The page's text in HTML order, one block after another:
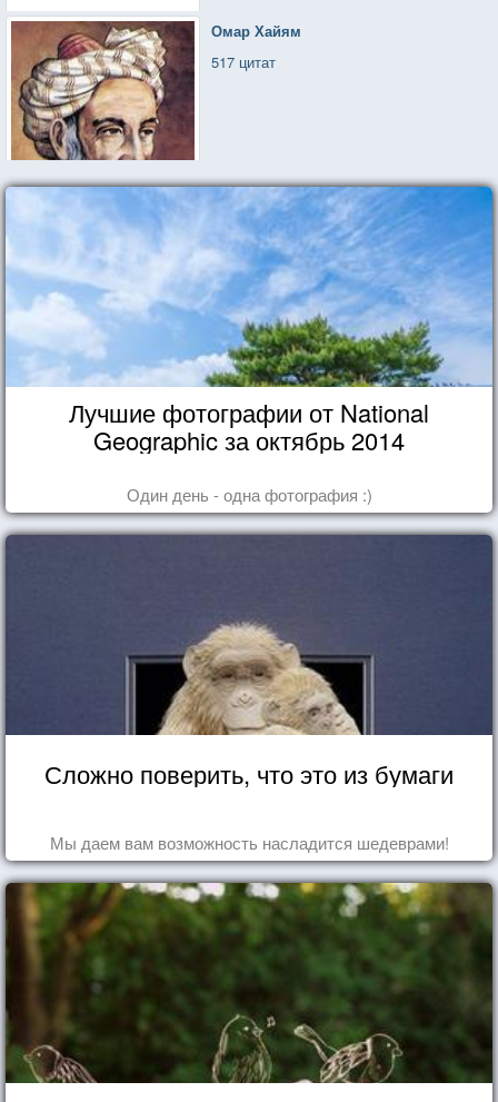
Омар Хайям
517 цитат
Лучшие фотографии от National
Geographic за октябрь 2014
Один день - одна фотография :)
Сложно поверить, что это из бумаги
Мы даем вам возможность насладится шедеврами!